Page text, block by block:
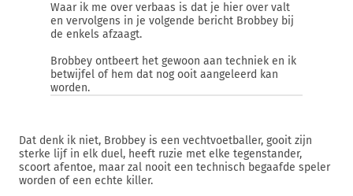
Waar ik me over verbaas is dat je hier over valt
en vervolgens in je volgende bericht Brobbey bij
de enkels afzaagt.
Brobbey ontbeert het gewoon aan techniek en ik
betwijfel of hem dat nog ooit aangeleerd kan
worden.
Dat denk ik niet, Brobbey is een vechtvoetballer, gooit zijn
sterke lijf in elk duel, heeft ruzie met elke tegenstander,
scoort afentoe, maar zal nooit een technisch begaafde speler
worden of een echte killer.